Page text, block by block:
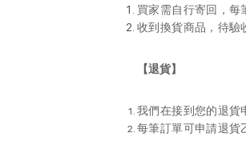
買家需自行寄回，每
收到換貨商品，待驗
【退貨】
我們在接到您的退貨
每筆訂單可申請退貨